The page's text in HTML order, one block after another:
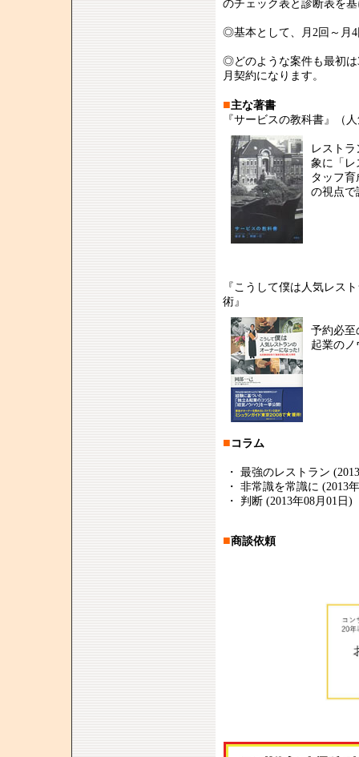
のチェック表と診断表を
◎基本として、月2回～月
◎どのような案件も最初は
月契約になります。
■主な著書
『サービスの教科書』（
レスト
象に「レ
タッフ
の視点で
『こうして僕は人気レス
術』
予約必至
起業の
■ コラム
・ 最強のレストラン
・ 非常識を常識に (2013
・ 判断 (2013年08月01日)
■商談依頼